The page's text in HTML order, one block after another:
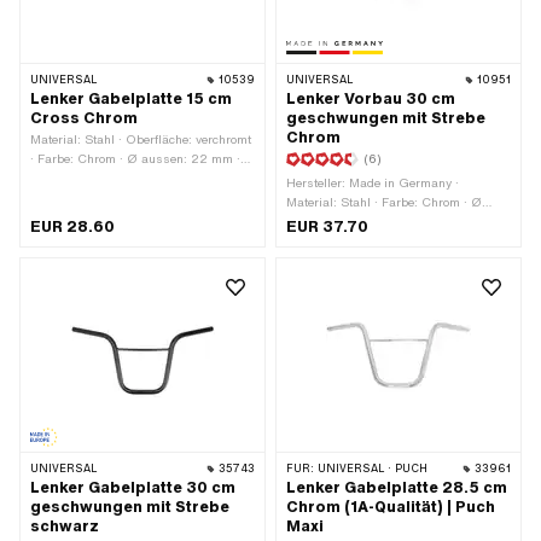
UNIVERSAL 10539
Lenker Gabelplatte 15 cm
Cross Chrom
Material: Stahl · Oberfläche: verchromt
· Farbe: Chrom · Ø aussen: 22 mm ·
Klemmdurchmesser: 22 mm ·
EUR 28.60
UNIVERSAL 10951
Lenker Vorbau 30 cm
geschwungen mit Strebe
Chrom
(6)
Hersteller: Made in Germany ·
Material: Stahl · Farbe: Chrom · Ø
aussen: 22 mm · Breite: 680 mm ·
verchromt · Klemmdurchmesser: 25
mm · Länge Lenkerenden: 150 mm ·
Länge Strebe: 230 mm
EUR 37.70
UNIVERSAL 35743
Lenker Gabelplatte 30 cm
geschwungen mit Strebe
schwarz
FÜR: UNIVERSAL · PUCH 33961
Lenker Gabelplatte 28.5 cm
Chrom (1A-Qualität) | Puch
Maxi